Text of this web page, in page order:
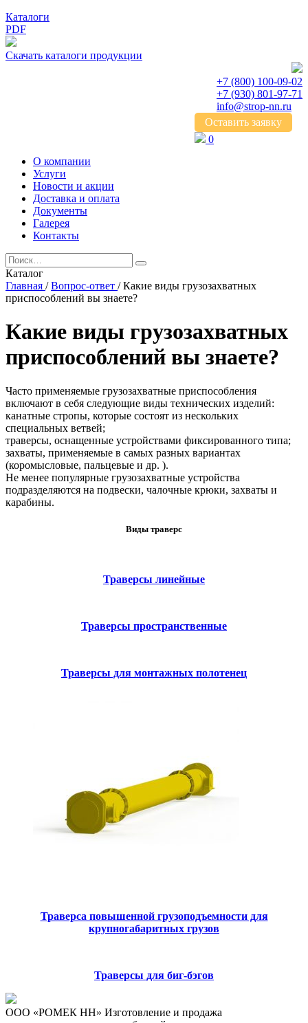
Каталоги
PDF
Скачать каталоги продукции
+7 (800) 100-09-02
+7 (930) 801-97-71
info@strop-nn.ru
Оставить заявку
0
О компании
Услуги
Новости и акции
Доставка и оплата
Документы
Галерея
Контакты
Каталог
Главная / Вопрос-ответ / Какие виды грузозахватных
приспособлений вы знаете?
Какие виды грузозахватных
приспособлений вы знаете?
Часто применяемые грузозахватные приспособления
включают в себя следующие виды технических изделий:
канатные стропы, которые состоят из нескольких
специальных ветвей;
траверсы, оснащенные устройствами фиксированного типа;
захваты, применяемые в самых разных вариантах
(коромысловые, пальцевые и др. ).
Не менее популярные грузозахватные устройства
подразделяются на подвески, чалочные крюки, захваты и
карабины.
Виды траверс
Траверсы линейные
Траверсы пространственные
Траверсы для монтажных полотенец
Траверса повышенной грузоподъемности для
крупногабаритных грузов
Траверсы для биг-бэгов
ООО «РОМЕК НН» Изготовление и продажа